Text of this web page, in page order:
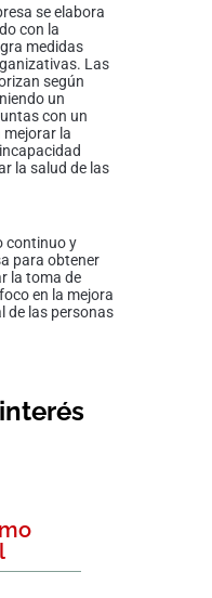
se elabora
con la
medidas
Las
según
un
con un
la
la salud de las
continuo y
para obtener
la toma de
en la mejora
de las personas